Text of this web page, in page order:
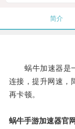
简介
蜗牛加速器是一
连接，提升网速，
再卡顿。
蜗牛手游加速器官